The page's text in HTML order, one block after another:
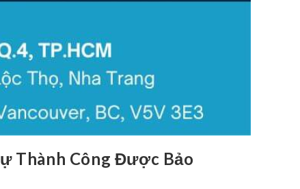
Thành Công Được Bảo